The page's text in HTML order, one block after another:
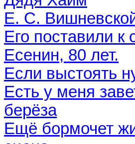
Е. С.
Его поставили к
Есенин, 80 лет.
Если выстоять
Есть у меня
берёза
Ещё бормочет